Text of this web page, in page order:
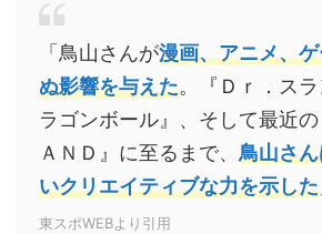
「鳥山さんが漫画、アニメ、
ぬ影響を与えた。『Ｄｒ．ス
ラゴンボール』、そして最近
ＡＮＤ』に至るまで、 鳥山さ
いクリエイティブな力を示した
東スポWEBより引用